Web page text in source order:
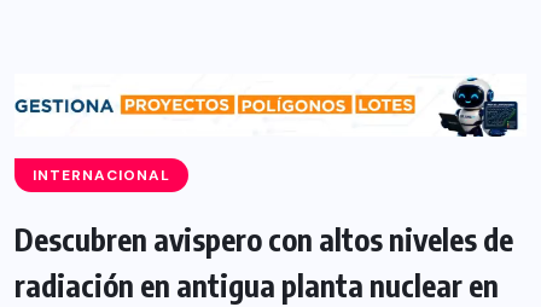
INTERNACIONAL
Descubren avispero con altos niveles de
radiación en antigua planta nuclear en